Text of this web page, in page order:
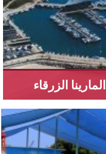
المارينا الزرقاء